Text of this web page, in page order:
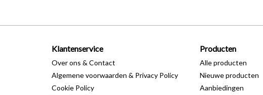
Klantenservice
Over ons & Contact
Algemene voorwaarden & Privacy Policy
Cookie Policy
Producten
Alle producten
Nieuwe producten
Aanbiedingen